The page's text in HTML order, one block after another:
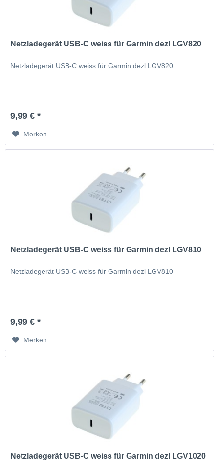
Netzladegerät USB-C weiss für Garmin dezl LGV820
Netzladegerät USB-C weiss für Garmin dezl LGV820
9,99 € *
Merken
Netzladegerät USB-C weiss für Garmin dezl LGV810
Netzladegerät USB-C weiss für Garmin dezl LGV810
9,99 € *
Merken
Netzladegerät USB-C weiss für Garmin dezl LGV1020